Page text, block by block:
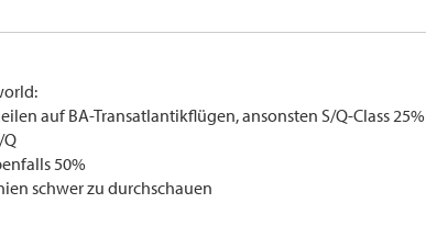
auf BA-Transatlantikflügen, ansonsten S/Q-Class 25%
Q
50%
schwer zu durchschauen